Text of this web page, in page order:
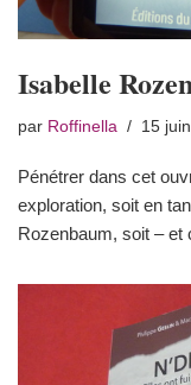
Isabelle
par Roffinella 15
Pénétrer dans cet
exploration, soit en
Rozenbaum, soit –